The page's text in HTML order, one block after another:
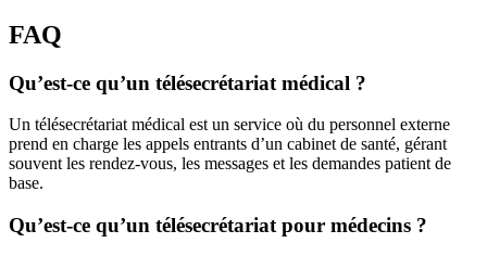
FAQ
Qu’est-ce qu’un télésecrétariat médical ?
Un télésecrétariat médical est un service où du personnel externe
prend en charge les appels entrants d’un cabinet de santé, gérant
souvent les rendez-vous, les messages et les demandes patient de
base.
Qu’est-ce qu’un télésecrétariat pour médecins ?